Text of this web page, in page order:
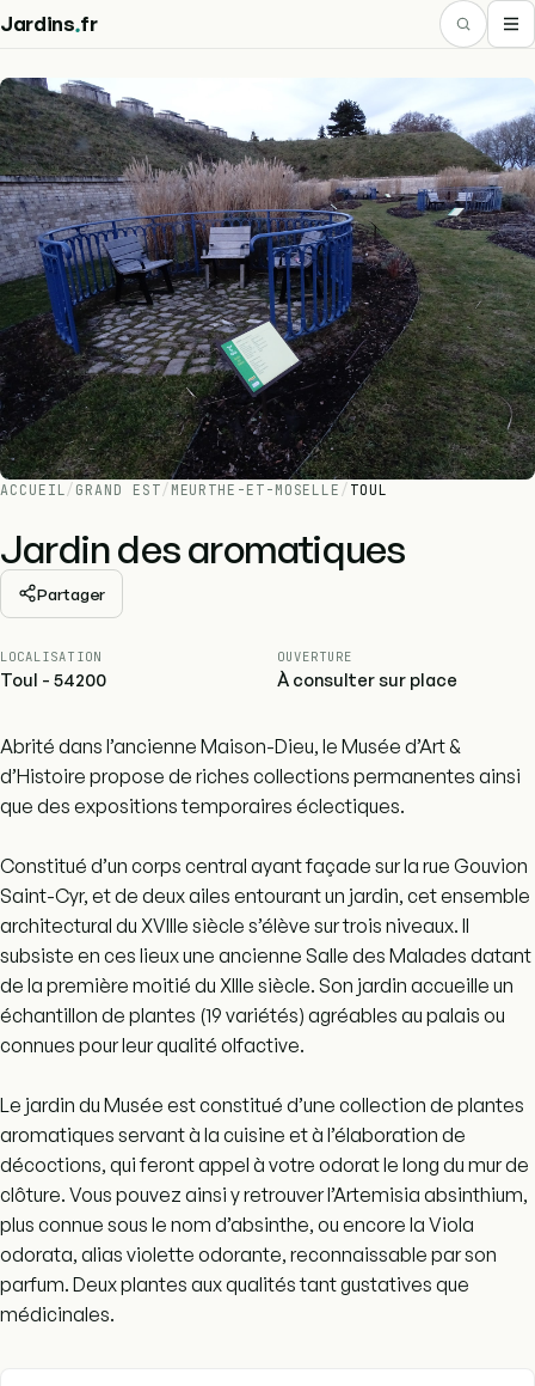
Jardins.fr
ACCUEIL/ GRAND EST/ MEURTHE-ET-MOSELLE / TOUL
Jardin des aromatiques
Partager
LOCALISATION
Toul - 54200
OUVERTURE
À consulter sur place
Abrité dans l’ancienne Maison-Dieu, le Musée d’Art &
d’Histoire propose de riches collections permanentes ainsi
que des expositions temporaires éclectiques.
Constitué d’un corps central ayant façade sur la rue Gouvion
Saint-Cyr, et de deux ailes entourant un jardin, cet ensemble
architectural du XVIIIe siècle s’élève sur trois niveaux. Il
subsiste en ces lieux une ancienne Salle des Malades datant
de la première moitié du XIIIe siècle. Son jardin accueille un
échantillon de plantes (19 variétés) agréables au palais ou
connues pour leur qualité olfactive.
Le jardin du Musée est constitué d’une collection de plantes
aromatiques servant à la cuisine et à l’élaboration de
décoctions, qui feront appel à votre odorat le long du mur de
clôture. Vous pouvez ainsi y retrouver l’Artemisia absinthium,
plus connue sous le nom d’absinthe, ou encore la Viola
odorata, alias violette odorante, reconnaissable par son
parfum. Deux plantes aux qualités tant gustatives que
médicinales.